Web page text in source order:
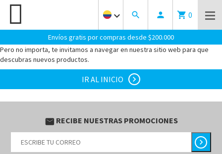
keyboard_arrow_down search person shopping_cart 0
Envíos gratis por compras desde $200.000
¡OOOPS! PARECE QUE LLEGASTE AL LUGAR EQUIVOCADO.
PAGINA QUE BUSCAS NO EXISTE.
Pero no importa, te invitamos a navegar en nuestra sitio web para que
descubras nuevos productos.
IR AL INICIO chevron_right
email RECIBE NUESTRAS PROMOCIONES
chevron_right